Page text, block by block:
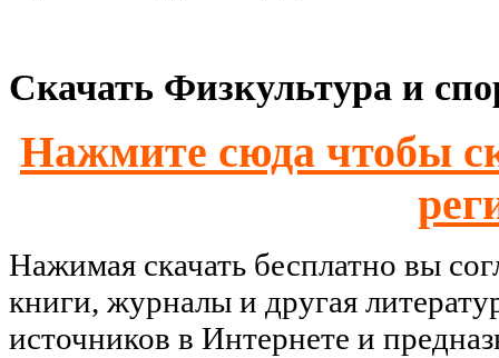
Скачать Физкультура и
Нажмите сюда чтобы
Нажимая скачать бесплатно вы
книги, журналы и другая
источников в Интернете и